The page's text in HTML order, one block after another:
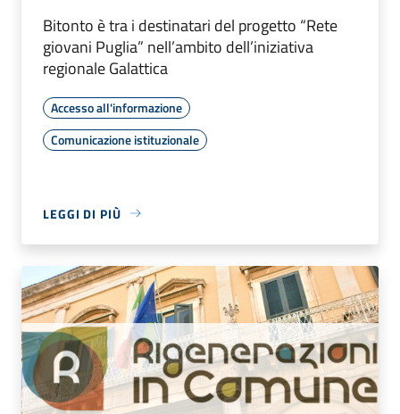
Bitonto è tra i destinatari del progetto “Rete
giovani Puglia” nell’ambito dell’iniziativa
regionale Galattica
Accesso all'informazione
Comunicazione istituzionale
LEGGI DI PIÙ